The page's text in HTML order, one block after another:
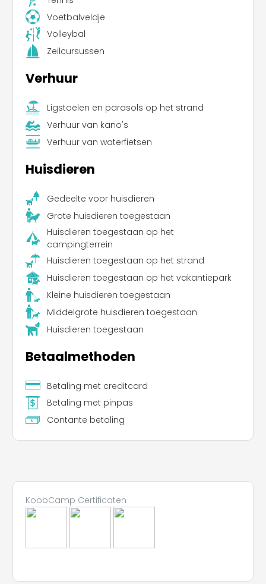
Voetbalveldje
Volleybal
Zeilcursussen
Verhuur
Ligstoelen en parasols op het strand
Verhuur van kano's
Verhuur van waterfietsen
Huisdieren
Gedeelte voor huisdieren
Grote huisdieren toegestaan
Huisdieren toegestaan op het
campingterrein
Huisdieren toegestaan op het strand
Huisdieren toegestaan op het vakantiepark
Kleine huisdieren toegestaan
Middelgrote huisdieren toegestaan
Huisdieren toegestaan
Betaalmethoden
Betaling met creditcard
Betaling met pinpas
Contante betaling
KoobCamp Certificaten
Leaflet